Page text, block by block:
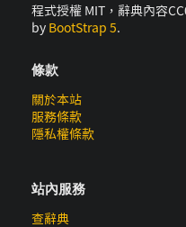
程式授權 MIT，辭典內容
by BootStrap 5.
條款
關於本站
服務條款
隱私權條款
站內服務
查辭典